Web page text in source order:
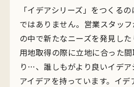
「イデアシリーズ」をつくる
ではありません。営業スタッ
の中で新たなニーズを発見し
用地取得の際に立地に合った
り…、誰しもがより良いイデア
アイデアを持っています。イデ